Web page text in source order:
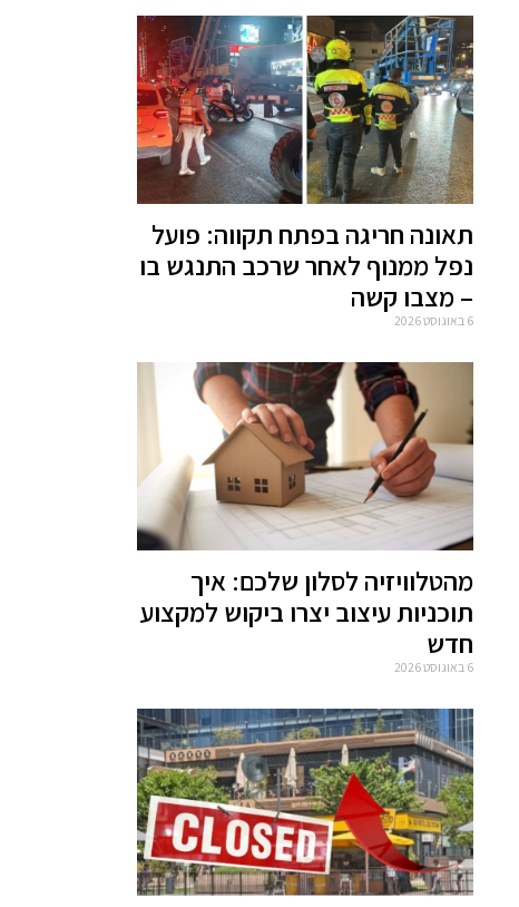
תאונה חריגה בפתח תקווה: פועל
נפל ממנוף לאחר שרכב התנגש בו
– מצבו קשה
6 באוגוסט 2026
מהטלוויזיה לסלון שלכם: איך
תוכניות עיצוב יצרו ביקוש למקצוע
חדש
6 באוגוסט 2026